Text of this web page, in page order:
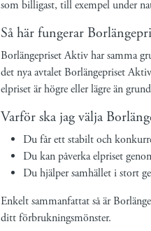
som billigast, till exempel under
Så här fungerar
Borlängepriset Aktiv har samma
det nya avtalet Borlängepriset
elpriset är högre eller lägre än
Varför ska jag välja
Du får ett stabilt och
Du kan påverka elpriset
Du hjälper samhället i stort
Enkelt sammanfattat så är
ditt förbrukningsmönster.